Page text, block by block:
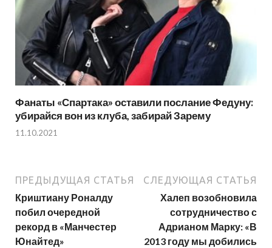
Фанаты «Спартака» оставили послание Федуну:
убирайся вон из клуба, забирай Зарему
11.10.2021
ПРЕДЫДУЩАЯ СТАТЬЯ
Криштиану Роналду
побил очередной
рекорд в «Манчестер
Юнайтед»
СЛЕДУЮЩАЯ СТАТЬЯ
Халеп возобновила
сотрудничество с
Адрианом Марку: «В
2013 году мы добились